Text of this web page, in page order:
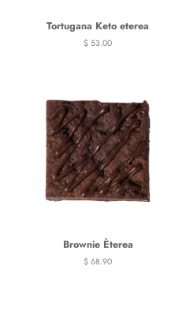
Tortugana Keto eterea
Precio
$ 53.00
Brownie Èterea
Precio
$ 68.90